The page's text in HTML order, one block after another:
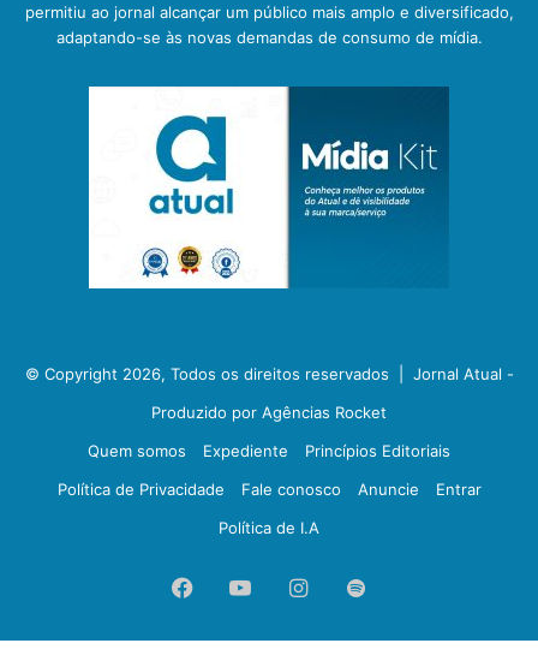
permitiu ao jornal alcançar um público mais amplo e diversificado,
adaptando-se às novas demandas de consumo de mídia.
© Copyright 2026, Todos os direitos reservados | Jornal Atual -
Produzido por Agências Rocket
Quem somos
Expediente
Princípios Editoriais
Política de Privacidade
Fale conosco Anuncie
Entrar
Política de I.A
FacebookYouTubeInstagram
Spotify